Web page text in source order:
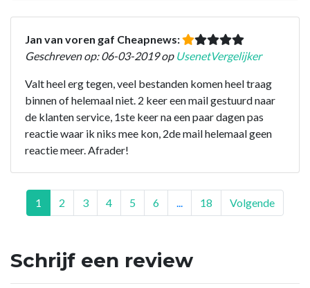
Jan van voren gaf Cheapnews:
Geschreven op: 06-03-2019 op UsenetVergelijker
Valt heel erg tegen, veel bestanden komen heel traag
binnen of helemaal niet. 2 keer een mail gestuurd naar
de klanten service, 1ste keer na een paar dagen pas
reactie waar ik niks mee kon, 2de mail helemaal geen
reactie meer. Afrader!
1 2 3 4 5 6 18 Volgende
Schrijf een review